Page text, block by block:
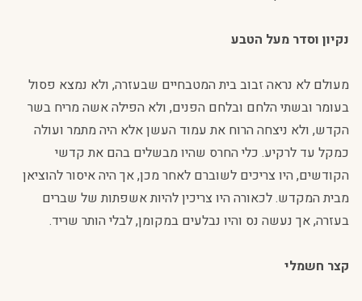
נקיון וסדר מעל הטבע
מעולם לא נראה זבוב בית המטבחיים שבעזרה, ולא נמצא פסול
בעומר ובשתי הלחם ובלחם הפנים, ולא הפילה אשה מריח בשר
הקדש, ולא ניצחה הרוח את עמוד העשן אלא היה מתמר ועולה
כמקל עד לרקיע. כלי החרס שהיו מבשלים בהם את קדשי
הקודשים, היו צריכים לשוברם לאחר מכן, אך היה איסור להוציאן
מבית המקדש. לכאורה היו צריכין להיות אשפתות של שברים
בעזרה, אך נעשה נס והיו נבלעים במקומן, לבלי הותר שריד.
קצר חשמלי